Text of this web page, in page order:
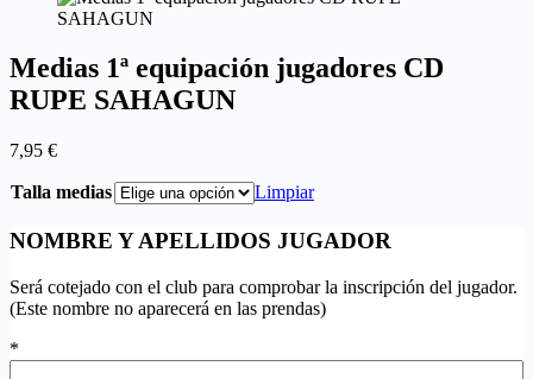
Medias 1ª equipación jugadores CD
RUPE SAHAGUN
7,95 €
Talla medias Limpiar
NOMBRE Y APELLIDOS JUGADOR
Será cotejado con el club para comprobar la inscripción del jugador.
(Este nombre no aparecerá en las prendas)
*